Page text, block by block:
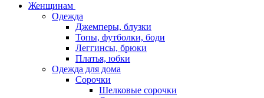
Женщинам
Одежда
Джемперы, блузки
Топы, футболки, боди
Леггинсы, брюки
Платья, юбки
Одежда для дома
Сорочки
Шелковые сорочки